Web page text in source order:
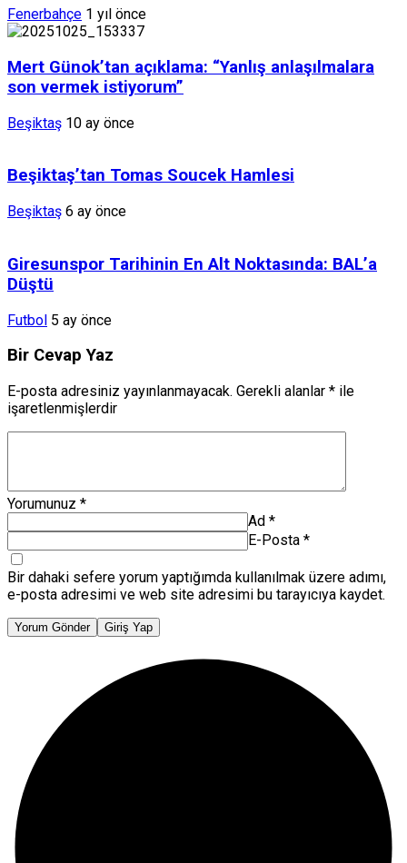
Fenerbahçe 1 yıl önce
Mert Günok’tan açıklama: “Yanlış anlaşılmalara
son vermek istiyorum”
Beşiktaş 10 ay önce
Beşiktaş’tan Tomas Soucek Hamlesi
Beşiktaş 6 ay önce
Giresunspor Tarihinin En Alt Noktasında: BAL’a
Düştü
Futbol 5 ay önce
Bir Cevap Yaz
E-posta adresiniz yayınlanmayacak. Gerekli alanlar * ile
işaretlenmişlerdir
Yorumunuz *
Ad *
E-Posta *
Bir dahaki sefere yorum yaptığımda kullanılmak üzere adımı,
e-posta adresimi ve web site adresimi bu tarayıcıya kaydet.
Yorum Gönder Giriş Yap